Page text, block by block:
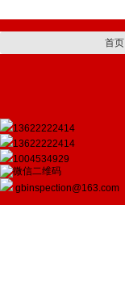
首页
13622222414
13622222414
1004534929
gbinspection@163.com